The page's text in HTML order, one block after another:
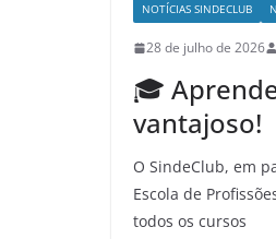
NOTÍCIAS SINDECLUB
28 de julho de 2026
🎓
vantajoso!
O SindeClub, em
Escola de
todos os cursos